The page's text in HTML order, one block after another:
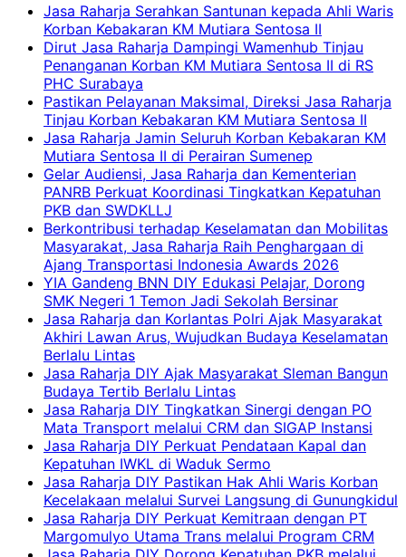
Jasa Raharja Serahkan Santunan kepada Ahli Waris
Korban Kebakaran KM Mutiara Sentosa II
Dirut Jasa Raharja Dampingi Wamenhub Tinjau
Penanganan Korban KM Mutiara Sentosa II di RS
PHC Surabaya
Pastikan Pelayanan Maksimal, Direksi Jasa Raharja
Tinjau Korban Kebakaran KM Mutiara Sentosa II
Jasa Raharja Jamin Seluruh Korban Kebakaran KM
Mutiara Sentosa II di Perairan Sumenep
Gelar Audiensi, Jasa Raharja dan Kementerian
PANRB Perkuat Koordinasi Tingkatkan Kepatuhan
PKB dan SWDKLLJ
Berkontribusi terhadap Keselamatan dan Mobilitas
Masyarakat, Jasa Raharja Raih Penghargaan di
Ajang Transportasi Indonesia Awards 2026
YIA Gandeng BNN DIY Edukasi Pelajar, Dorong
SMK Negeri 1 Temon Jadi Sekolah Bersinar
Jasa Raharja dan Korlantas Polri Ajak Masyarakat
Akhiri Lawan Arus, Wujudkan Budaya Keselamatan
Berlalu Lintas
Jasa Raharja DIY Ajak Masyarakat Sleman Bangun
Budaya Tertib Berlalu Lintas
Jasa Raharja DIY Tingkatkan Sinergi dengan PO
Mata Transport melalui CRM dan SIGAP Instansi
Jasa Raharja DIY Perkuat Pendataan Kapal dan
Kepatuhan IWKL di Waduk Sermo
Jasa Raharja DIY Pastikan Hak Ahli Waris Korban
Kecelakaan melalui Survei Langsung di Gunungkidul
Jasa Raharja DIY Perkuat Kemitraan dengan PT
Margomulyo Utama Trans melalui Program CRM